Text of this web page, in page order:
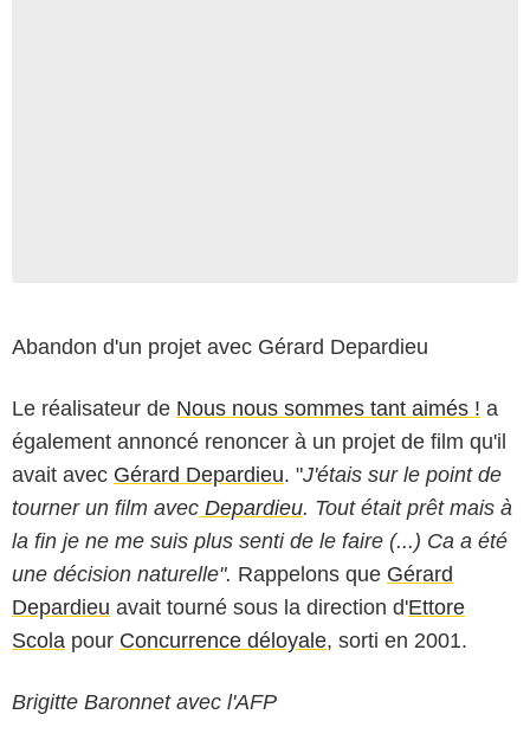
Abandon d'un projet avec Gérard Depardieu
Le réalisateur de Nous nous sommes tant aimés ! a
également annoncé renoncer à un projet de film qu'il
avait avec Gérard Depardieu. "J'étais sur le point de
tourner un film avec Depardieu. Tout était prêt mais à
la fin je ne me suis plus senti de le faire (...) Ca a été
une décision naturelle". Rappelons que Gérard
Depardieu avait tourné sous la direction d'Ettore
Scola pour Concurrence déloyale, sorti en 2001.
Brigitte Baronnet avec l'AFP